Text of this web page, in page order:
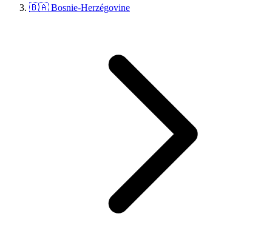
🇧🇦 Bosnie-Herzégovine